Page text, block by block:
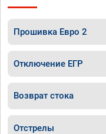
Прошивка Евро 2
Отключение ЕГР
Возврат стока
Отстрелы